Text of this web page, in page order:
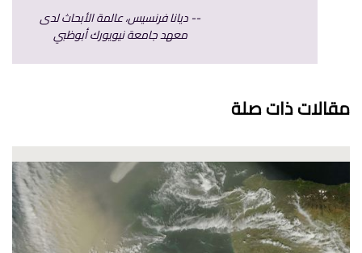
ديانا فرنسيس، عالمة الأبحاث لدى
معهد جامعة نيويورك أبوظبي
مقالات ذات صلة